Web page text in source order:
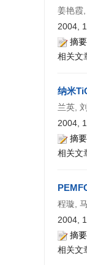
姜艳霞
2004,
摘要
相关文
纳米
兰英,
2004,
摘要
相关文
程璇,
2004,
摘要
相关文